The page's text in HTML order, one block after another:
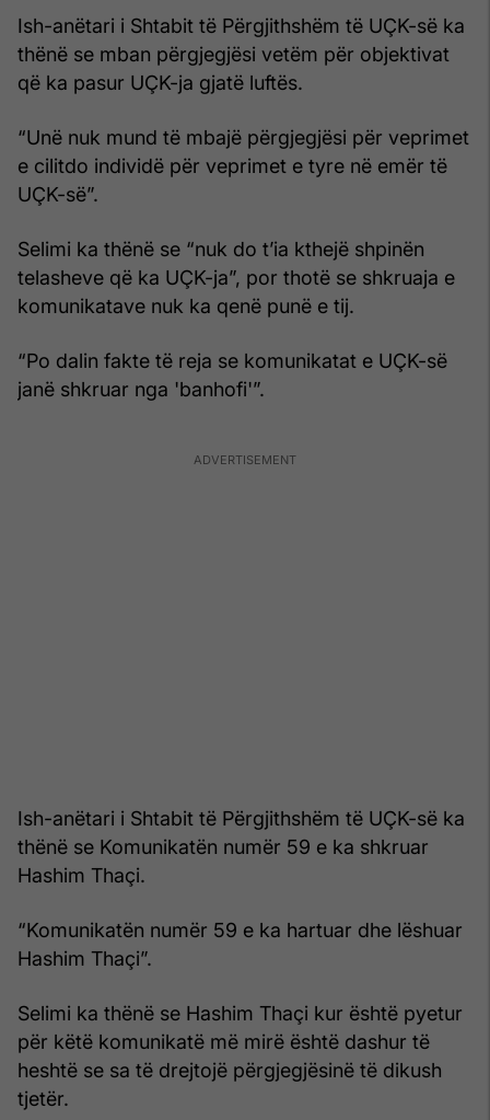
Ish-anëtari i Shtabit të Përgjithshëm të UÇK-së ka
thënë se mban përgjegjësi vetëm për objektivat
që ka pasur UÇK-ja gjatë luftës.
“Unë nuk mund të mbajë përgjegjësi për veprimet
e cilitdo individë për veprimet e tyre në emër të
UÇK-së”.
Selimi ka thënë se “nuk do t’ia kthejë shpinën
telasheve që ka UÇK-ja”, por thotë se shkruaja e
komunikatave nuk ka qenë punë e tij.
“Po dalin fakte të reja se komunikatat e UÇK-së
janë shkruar nga 'banhofi'”.
Ish-anëtari i Shtabit të Përgjithshëm të UÇK-së ka
thënë se Komunikatën numër 59 e ka shkruar
Hashim Thaçi.
“Komunikatën numër 59 e ka hartuar dhe lëshuar
Hashim Thaçi”.
Selimi ka thënë se Hashim Thaçi kur është pyetur
për këtë komunikatë më mirë është dashur të
heshtë se sa të drejtojë përgjegjësinë të dikush
tjetër.